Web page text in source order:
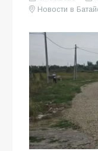
Новости в